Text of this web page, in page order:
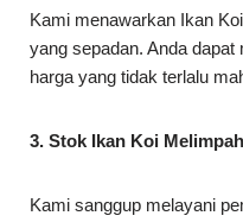
Kami menawarkan Ikan
yang sepadan. Anda
harga yang tidak terlalu
3. Stok Ikan Koi Melimpah
Kami sanggup melayani